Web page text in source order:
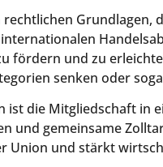
Grundlagen,
fördern und zu
senken oder
ist die Mitgliedschaft in
und gemeinsame
Union und stärkt